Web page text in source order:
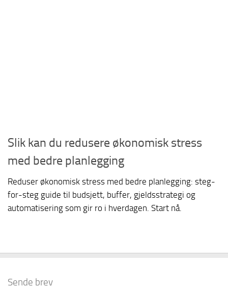
Slik kan du redusere økonomisk stress
med bedre planlegging
Reduser økonomisk stress med bedre planlegging: steg-
for-steg guide til budsjett, buffer, gjeldsstrategi og
automatisering som gir ro i hverdagen. Start nå.
Sende brev